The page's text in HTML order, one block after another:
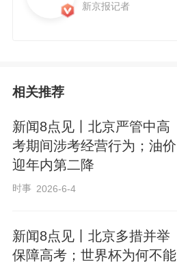
新京报记者
相关推荐
新闻8点见丨北京严管中高
考期间涉考经营行为；油价
迎年内第二降
时事 2026-6-4
新闻8点见丨北京多措并举
保障高考；世界杯为何不能